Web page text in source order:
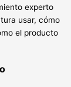
experto
usar, cómo
el producto